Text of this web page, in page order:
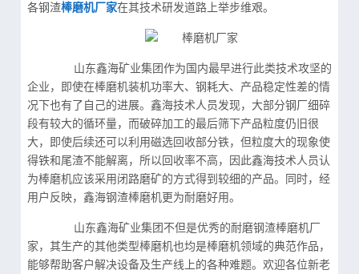
各钢渣棒磨机厂家在其技术研发道路上举步维艰。
山东鑫海矿业集团作为国内最早进行此类技术攻坚的
企业，即使在棒磨机装机功率大、钢耗大、产品稳定性差的情
况下也有了自己的进展。鑫海技术人员发现，大部分钢厂细碎
段有较大的循环量，而破碎加工的最后筛下产品粒度仍旧很
大，即使后续还可以利用磁选回收部分铁，但粒度大的现象使
得铁和尾渣不能解离，所以回收率不高，因此鑫海技术人员认
为棒磨机应该采用闭路磨矿的方式得到较细的产品。同时，经
用户反映，鑫海钢渣棒磨机更为耐磨好用。
山东鑫海矿业集团不但是优秀的耐磨钢渣棒磨机厂
家，其生产的其他类型棒磨机也均是棒磨机领域的典范作品，
能够帮助客户解决设备及生产线上的各种难题。欢迎各位新老